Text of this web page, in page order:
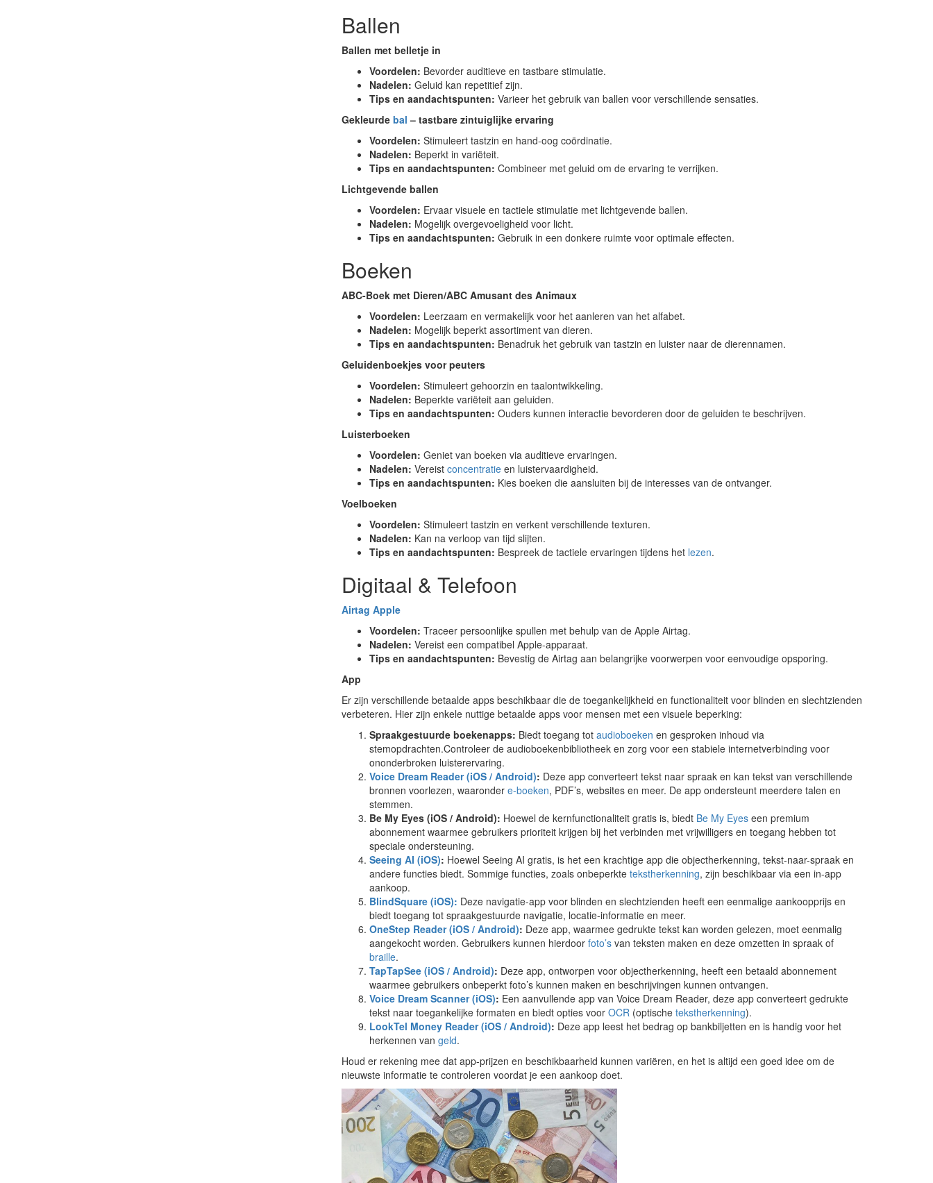
Ballen
Ballen met belletje in
Voordelen: Bevorder auditieve en tastbare stimulatie.
Nadelen: Geluid kan repetitief zijn.
Tips en aandachtspunten: Varieer het gebruik van ballen voor verschillende sensaties.
Gekleurde bal – tastbare zintuiglijke ervaring
Voordelen: Stimuleert tastzin en hand-oog coördinatie.
Nadelen: Beperkt in variëteit.
Tips en aandachtspunten: Combineer met geluid om de ervaring te verrijken.
Lichtgevende ballen
Voordelen: Ervaar visuele en tactiele stimulatie met lichtgevende ballen.
Nadelen: Mogelijk overgevoeligheid voor licht.
Tips en aandachtspunten: Gebruik in een donkere ruimte voor optimale effecten.
Boeken
ABC-Boek met Dieren/ABC Amusant des Animaux
Voordelen: Leerzaam en vermakelijk voor het aanleren van het alfabet.
Nadelen: Mogelijk beperkt assortiment van dieren.
Tips en aandachtspunten: Benadruk het gebruik van tastzin en luister naar de dierennamen.
Geluidenboekjes voor peuters
Voordelen: Stimuleert gehoorzin en taalontwikkeling.
Nadelen: Beperkte variëteit aan geluiden.
Tips en aandachtspunten: Ouders kunnen interactie bevorderen door de geluiden te beschrijven.
Luisterboeken
Voordelen: Geniet van boeken via auditieve ervaringen.
Nadelen: Vereist concentratie en luistervaardigheid.
Tips en aandachtspunten: Kies boeken die aansluiten bij de interesses van de ontvanger.
Voelboeken
Voordelen: Stimuleert tastzin en verkent verschillende texturen.
Nadelen: Kan na verloop van tijd slijten.
Tips en aandachtspunten: Bespreek de tactiele ervaringen tijdens het lezen.
Digitaal & Telefoon
Airtag Apple
Voordelen: Traceer persoonlijke spullen met behulp van de Apple Airtag.
Nadelen: Vereist een compatibel Apple-apparaat.
Tips en aandachtspunten: Bevestig de Airtag aan belangrijke voorwerpen voor eenvoudige opsporing.
App
Er zijn verschillende betaalde apps beschikbaar die de toegankelijkheid en functionaliteit voor blinden en slechtzienden
verbeteren. Hier zijn enkele nuttige betaalde apps voor mensen met een visuele beperking:
Spraakgestuurde boekenapps: Biedt toegang tot audioboeken en gesproken inhoud via
stemopdrachten.Controleer de audioboekenbibliotheek en zorg voor een stabiele internetverbinding voor
ononderbroken luisterervaring.
Voice Dream Reader (iOS / Android): Deze app converteert tekst naar spraak en kan tekst van verschillende
bronnen voorlezen, waaronder e-boeken, PDF’s, websites en meer. De app ondersteunt meerdere talen en
stemmen.
Be My Eyes (iOS / Android): Hoewel de kernfunctionaliteit gratis is, biedt Be My Eyes een premium
abonnement waarmee gebruikers prioriteit krijgen bij het verbinden met vrijwilligers en toegang hebben tot
speciale ondersteuning.
Seeing AI (iOS): Hoewel Seeing AI gratis, is het een krachtige app die objectherkenning, tekst-naar-spraak en
andere functies biedt. Sommige functies, zoals onbeperkte tekstherkenning, zijn beschikbaar via een in-app
aankoop.
BlindSquare (iOS): Deze navigatie-app voor blinden en slechtzienden heeft een eenmalige aankoopprijs en
biedt toegang tot spraakgestuurde navigatie, locatie-informatie en meer.
OneStep Reader (iOS / Android): Deze app, waarmee gedrukte tekst kan worden gelezen, moet eenmalig
aangekocht worden. Gebruikers kunnen hierdoor foto’s van teksten maken en deze omzetten in spraak of
braille.
TapTapSee (iOS / Android): Deze app, ontworpen voor objectherkenning, heeft een betaald abonnement
waarmee gebruikers onbeperkt foto’s kunnen maken en beschrijvingen kunnen ontvangen.
Voice Dream Scanner (iOS): Een aanvullende app van Voice Dream Reader, deze app converteert gedrukte
tekst naar toegankelijke formaten en biedt opties voor OCR (optische tekstherkenning).
LookTel Money Reader (iOS / Android): Deze app leest het bedrag op bankbiljetten en is handig voor het
herkennen van geld.
Houd er rekening mee dat app-prijzen en beschikbaarheid kunnen variëren, en het is altijd een goed idee om de
nieuwste informatie te controleren voordat je een aankoop doet.